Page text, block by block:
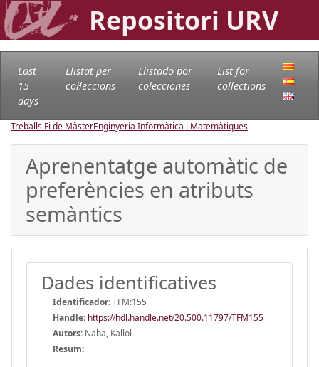
Repositori URV
Last
15
days
Llistat per
col·leccions
Llistado por
colecciones
List for
collections
Treballs Fi de MàsterEnginyeria Informàtica i Matemàtiques
Aprenentatge automàtic de
preferències en atributs
semàntics
Dades identificatives
Identificador:TFM:155
Handle: https://hdl.handle.net/20.500.11797/TFM155
Autors: Naha, Kallol
Resum: